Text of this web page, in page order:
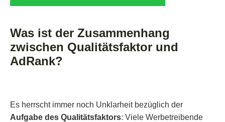
Was ist der Zusammenhang
zwischen Qualitätsfaktor und
AdRank?
Es herrscht immer noch Unklarheit bezüglich der
Aufgabe des Qualitätsfaktors: Viele Werbetreibende